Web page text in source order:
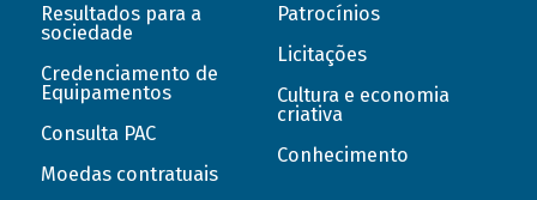
Resultados para a
sociedade
Credenciamento de
Equipamentos
Consulta PAC
Moedas contratuais
Patrocínios
Licitações
Cultura e economia
criativa
Conhecimento